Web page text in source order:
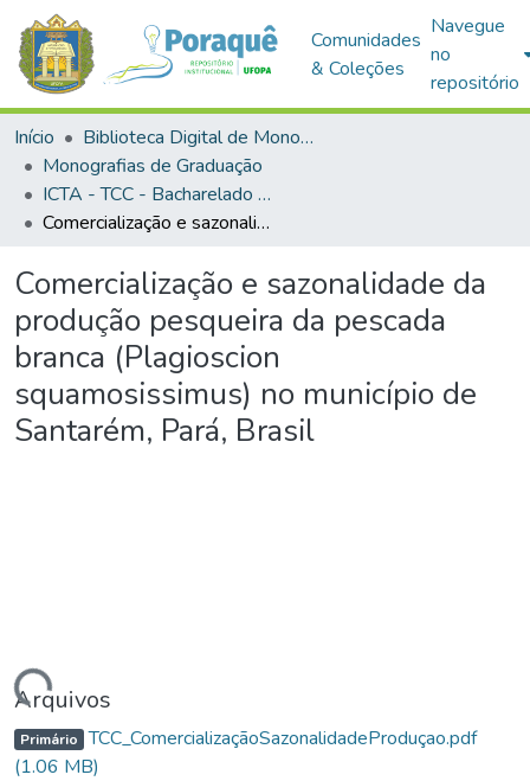
Comunidades
& Coleções
Navegue
no
repositório
Início
Biblioteca Digital de Monografias (BDM)
Monografias de Graduação
ICTA - TCC - Bacharelado em Engenharia de Pesca
Comercialização e sazonalidade da produção pesqueira da pescada branca (Plagioscion squamosissimus) no município de Santarém, Pará, Brasil
Comercialização e sazonalidade da
produção pesqueira da pescada
branca (Plagioscion
squamosissimus) no município de
Santarém, Pará, Brasil
Arquivos
Primário TCC_ComercializaçãoSazonalidadeProduçao.pdf
(1.06 MB)